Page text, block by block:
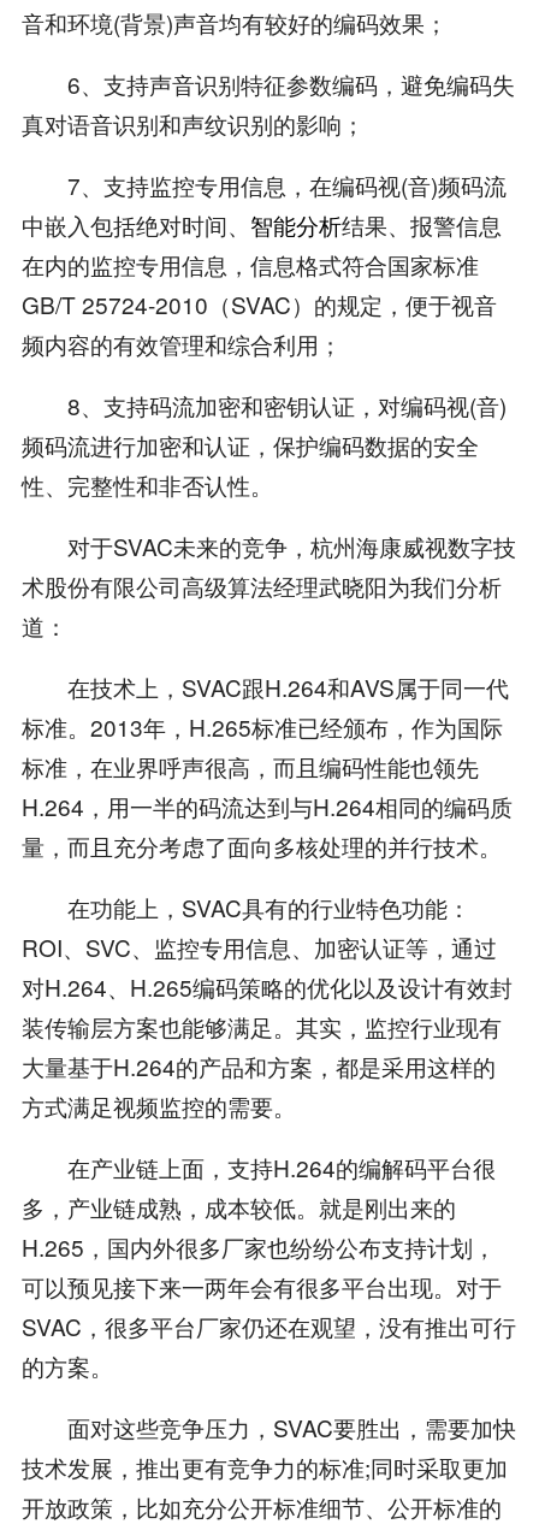
音和环境(背景)声音均有较好的编码效果；
6、支持声音识别特征参数编码，避免编码失
真对语音识别和声纹识别的影响；
7、支持监控专用信息，在编码视(音)频码流
中嵌入包括绝对时间、 智能分析结果、报警信息
在内的监控专用信息，信息格式符合国家标准
GB/T 25724-2010（SVAC）的规定，便于视音
频内容的有效管理和综合利用；
8、支持码流加密和密钥认证，对编码视(音)
频码流进行加密和认证，保护编码数据的安全
性、完整性和非否认性。
对于SVAC未来的竞争，杭州海康威视数字技
术股份有限公司高级算法经理武晓阳为我们分析
道：
在技术上，SVAC跟H.264和AVS属于同一代
标准。2013年，H.265标准已经颁布，作为国际
标准，在业界呼声很高，而且编码性能也领先
H.264，用一半的码流达到与H.264相同的编码质
量，而且充分考虑了面向多核处理的并行技术。
在功能上，SVAC具有的行业特色功能：
ROI、SVC、监控专用信息、加密认证等，通过
对H.264、H.265编码策略的优化以及设计有效封
装传输层方案也能够满足。其实，监控行业现有
大量基于H.264的产品和方案，都是采用这样的
方式满足视频监控的需要。
在产业链上面，支持H.264的编解码平台很
多，产业链成熟，成本较低。就是刚出来的
H.265，国内外很多厂家也纷纷公布支持计划，
可以预见接下来一两年会有很多平台出现。对于
SVAC，很多平台厂家仍还在观望，没有推出可行
的方案。
面对这些竞争压力，SVAC要胜出，需要加快
技术发展，推出更有竞争力的标准;同时采取更加
开放政策，比如充分公开标准细节、公开标准的